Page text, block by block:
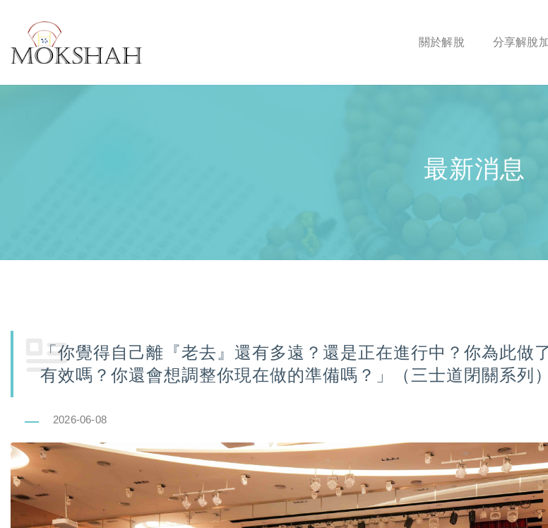
關於解脫 分享解脫
最新消息
「你覺得自己離『老去』還有多遠？還是正在進行中？你為此做
有效嗎？你還會想調整你現在做的準備嗎？」（三士道閉關系列）
2026-06-08